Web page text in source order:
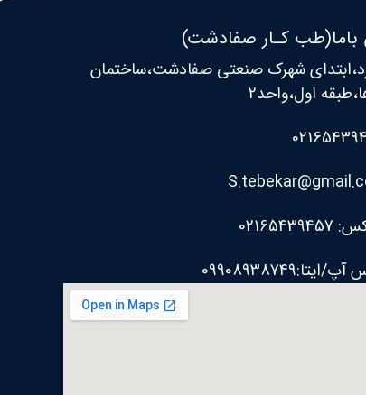
باما(طب کـار صفادشت)
شهرک صنعتی صفادشت،ساختمان
اول،واحد2
ایتا:09908938749